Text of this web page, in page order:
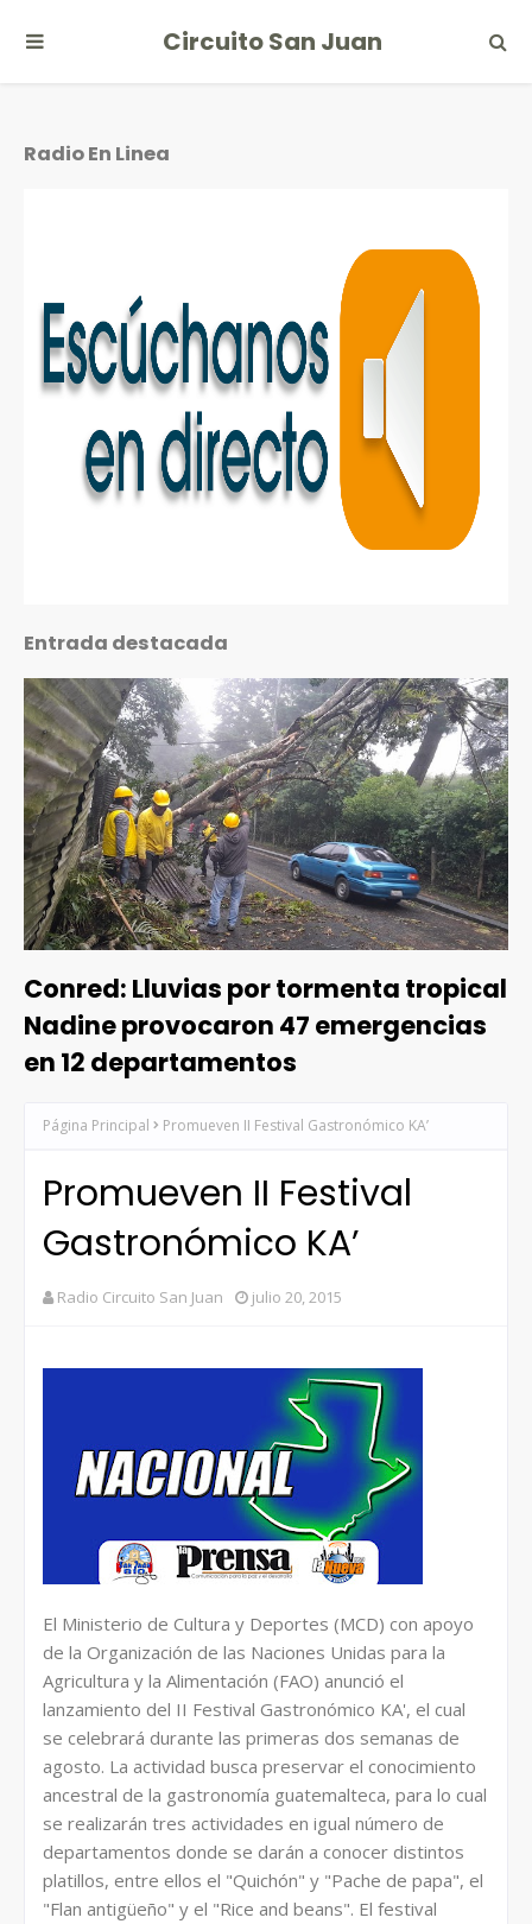
Circuito San Juan
Radio En Linea
Entrada destacada
Conred: Lluvias por tormenta tropical
Nadine provocaron 47 emergencias
en 12 departamentos
Página Principal Promueven II Festival Gastronómico KA’
Promueven II Festival
Gastronómico KA’
Radio Circuito San Juan julio 20, 2015
El Ministerio de Cultura y Deportes (MCD) con apoyo
de la Organización de las Naciones Unidas para la
Agricultura y la Alimentación (FAO) anunció el
lanzamiento del II Festival Gastronómico KA', el cual
se celebrará durante las primeras dos semanas de
agosto. La actividad busca preservar el conocimiento
ancestral de la gastronomía guatemalteca, para lo cual
se realizarán tres actividades en igual número de
departamentos donde se darán a conocer distintos
platillos, entre ellos el "Quichón" y "Pache de papa", el
"Flan antigüeño" y el "Rice and beans". El festival